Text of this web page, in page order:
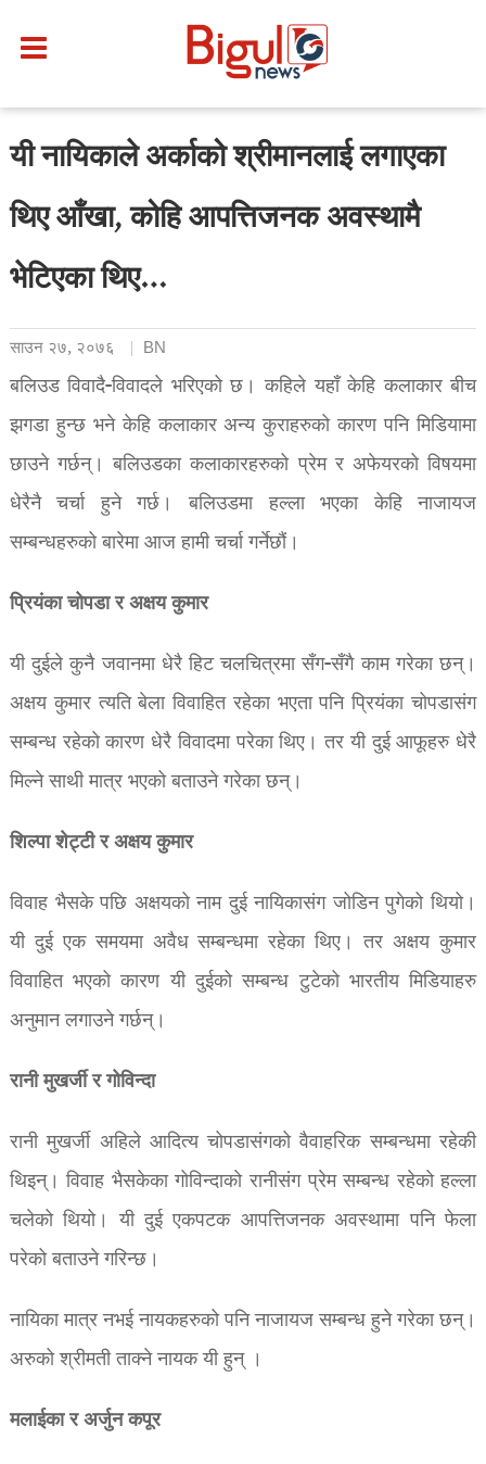
यी नायिकाले अर्काको श्रीमानलाई लगाएका
थिए आँखा, कोहि आपत्तिजनक अवस्थामै
भेटिएका थिए…
साउन २७, २०७६ BN
बलिउड विवादै-विवादले भरिएको छ। कहिले यहाँ केहि कलाकार बीच
झगडा हुन्छ भने केहि कलाकार अन्य कुराहरुको कारण पनि मिडियामा
छाउने गर्छन्। बलिउडका कलाकारहरुको प्रेम र अफेयरको विषयमा
धेरैनै चर्चा हुने गर्छ। बलिउडमा हल्ला भएका केहि नाजायज
सम्बन्धहरुको बारेमा आज हामी चर्चा गर्नेछौं।
प्रियंका चोपडा र अक्षय कुमार
यी दुईले कुनै जवानमा धेरै हिट चलचित्रमा सँग-सँगै काम गरेका छन्।
अक्षय कुमार त्यति बेला विवाहित रहेका भएता पनि प्रियंका चोपडासंग
सम्बन्ध रहेको कारण धेरै विवादमा परेका थिए। तर यी दुई आफूहरु धेरै
मिल्ने साथी मात्र भएको बताउने गरेका छन्।
शिल्पा शेट्टी र अक्षय कुमार
विवाह भैसके पछि अक्षयको नाम दुई नायिकासंग जोडिन पुगेको थियो।
यी दुई एक समयमा अवैध सम्बन्धमा रहेका थिए। तर अक्षय कुमार
विवाहित भएको कारण यी दुईको सम्बन्ध टुटेको भारतीय मिडियाहरु
अनुमान लगाउने गर्छन्।
रानी मुखर्जी र गोविन्दा
रानी मुखर्जी अहिले आदित्य चोपडासंगको वैवाहरिक सम्बन्धमा रहेकी
थिइन्। विवाह भैसकेका गोविन्दाको रानीसंग प्रेम सम्बन्ध रहेको हल्ला
चलेको थियो। यी दुई एकपटक आपत्तिजनक अवस्थामा पनि फेला
परेको बताउने गरिन्छ।
नायिका मात्र नभई नायकहरुको पनि नाजायज सम्बन्ध हुने गरेका छन्।
अरुको श्रीमती ताक्ने नायक यी हुन् ।
मलाईका र अर्जुन कपूर